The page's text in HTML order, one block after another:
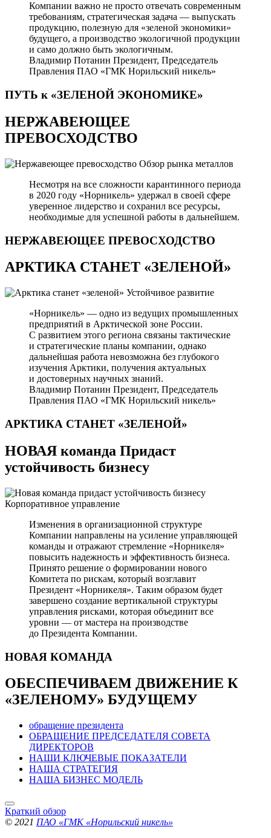
Компании важно не просто отвечать современным
требованиям, стратегическая задача — выпускать
продукцию, полезную для «зеленой экономики»
будущего, а производство экологичной продукции
и само должно быть экологичным.
Владимир Потанин Президент, Председатель
Правления ПАО «ГМК Норильский никель»
ПУТЬ к «ЗЕЛЕНОЙ ЭКОНОМИКЕ»
НЕРЖАВЕЮЩЕЕ
ПРЕВОСХОДСТВО
Обзор рынка металлов
Несмотря на все сложности карантинного периода
в 2020 году «Норникель» удержал в своей сфере
уверенное лидерство и сохранил все ресурсы,
необходимые для успешной работы в дальнейшем.
НЕРЖАВЕЮЩЕЕ ПРЕВОСХОДСТВО
АРКТИКА СТАНЕТ «ЗЕЛЕНОЙ»
Устойчивое развитие
«Норникель» — одно из ведущих промышленных
предприятий в Арктической зоне России.
С развитием этого региона связаны тактические
и стратегические планы компании, однако
дальнейшая работа невозможна без глубокого
изучения Арктики, получения актуальных
и достоверных научных знаний.
Владимир Потанин Президент, Председатель
Правления ПАО «ГМК Норильский никель»
АРКТИКА СТАНЕТ «ЗЕЛЕНОЙ»
НОВАЯ команда Придаст
устойчивость бизнесу
Корпоративное управление
Изменения в организационной структуре
Компании направлены на усиление управляющей
команды и отражают стремление «Норникеля»
повысить надежность и эффективность бизнеса.
Принято решение о формировании нового
Комитета по рискам, который возглавит
Президент «Норникеля». Таким образом будет
завершено создание вертикальной структуры
управления рисками, которая объединит все
уровни — от мастера на производстве
до Президента Компании.
НОВАЯ КОМАНДА
ОБЕСПЕЧИВАЕМ ДВИЖЕНИЕ К
«ЗЕЛЕНОМУ» БУДУЩЕМУ
обращение президента
ОБРАЩЕНИЕ ПРЕДСЕДАТЕЛЯ СОВЕТА
ДИРЕКТОРОВ
НАШИ КЛЮЧЕВЫЕ ПОКАЗАТЕЛИ
НАША СТРАТЕГИЯ
НАША БИЗНЕС МОДЕЛЬ
Краткий обзор
© 2021 ПАО «ГМК «Норильский никель»